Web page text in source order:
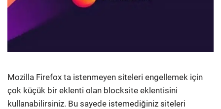
Mozilla Firefox ta istenmeyen siteleri engellemek için
çok küçük bir eklenti olan blocksite eklentisini
kullanabilirsiniz. Bu sayede istemediğiniz siteleri